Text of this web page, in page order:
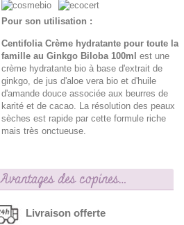
Pour son utilisation :
Centifolia Crème hydratante pour toute la
famille au Ginkgo Biloba 100ml est une
crème hydratante bio à base d'extrait de
ginkgo, de jus d'aloe vera bio et d'huile
d'amande douce associée aux beurres de
karité et de cacao. La résolution des peaux
sèches est rapide par cette formule riche
mais très onctueuse.
Avantages des copines…
Livraison offerte